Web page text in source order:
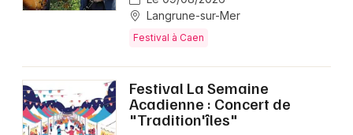
Langrune-sur-Mer
Festival à Caen
Festival La Semaine
Acadienne : Concert de
"Tradition'îles"